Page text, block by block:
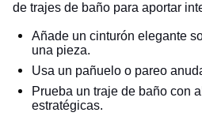
de trajes de baño para aportar
Añade un cinturón elegante
una pieza.
Usa un pañuelo o pareo
Prueba un traje de baño con
estratégicas.